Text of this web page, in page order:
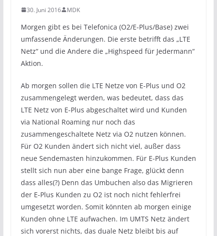
30. Juni 2016 MDK
Morgen gibt es bei Telefonica (O2/E-Plus/Base) zwei
umfassende Änderungen. Die erste betrifft das „LTE
Netz“ und die Andere die „Highspeed für Jedermann“
Aktion.
Ab morgen sollen die LTE Netze von E-Plus und O2
zusammengelegt werden, was bedeutet, dass das
LTE Netz von E-Plus abgeschaltet wird und Kunden
via National Roaming nur noch das
zusammengeschaltete Netz via O2 nutzen können.
Für O2 Kunden ändert sich nicht viel, außer dass
neue Sendemasten hinzukommen. Für E-Plus Kunden
stellt sich nun aber eine bange Frage, glückt denn
dass alles(?) Denn das Umbuchen also das Migrieren
der E-Plus Kunden zu O2 ist noch nicht fehlerfrei
umgesetzt worden. Somit könnten ab morgen einige
Kunden ohne LTE aufwachen. Im UMTS Netz ändert
sich vorerst nichts, das duale Netz bleibt bis auf